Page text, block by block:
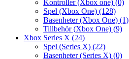
Kontroller (Xbox one) (0)
Spel (Xbox One) (128)
Basenheter (Xbox One) (1)
Tillbehör (Xbox One) (9)
Xbox Series X (24)
Spel (Series X) (22)
Basenheter (Series X) (0)